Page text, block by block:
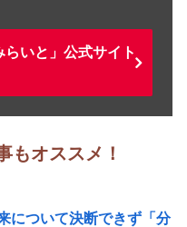
いと」公式サイト
もオススメ！
について決断できず「分